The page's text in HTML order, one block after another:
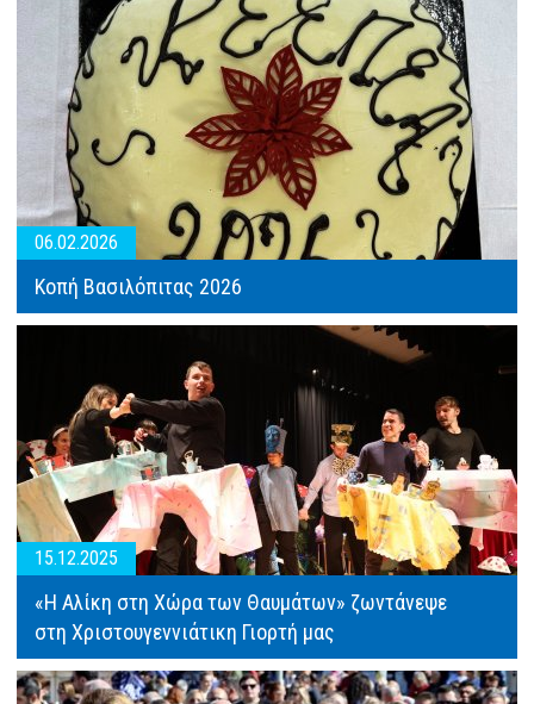
06.02.2026
Κοπή Βασιλόπιτας 2026
15.12.2025
«Η Αλίκη στη Χώρα των Θαυμάτων» ζωντάνεψε
στη Χριστουγεννιάτικη Γιορτή μας